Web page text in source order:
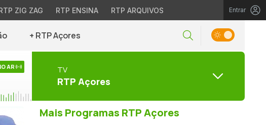
ZIG ZAG RTP ENSINA RTP ARQUIVOS Entrar
+ RTP Açores
AR TV
RTP Açores
Mais Programas RTP Açores